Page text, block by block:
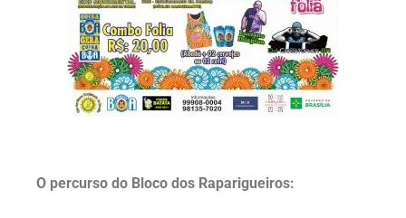
O percurso do Bloco dos Raparigueiros: